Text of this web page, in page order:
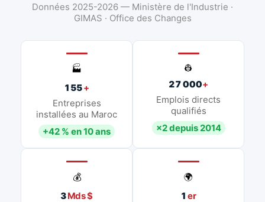
Données 2025-2026 — Ministère de l'Industrie ·
GIMAS · Office des Changes
🏭
155+
Entreprises
installées au Maroc
+42 % en 10 ans
👷
27 000+
Emplois directs
qualifiés
×2 depuis 2014
💰
3Mds $
🌍
1 er